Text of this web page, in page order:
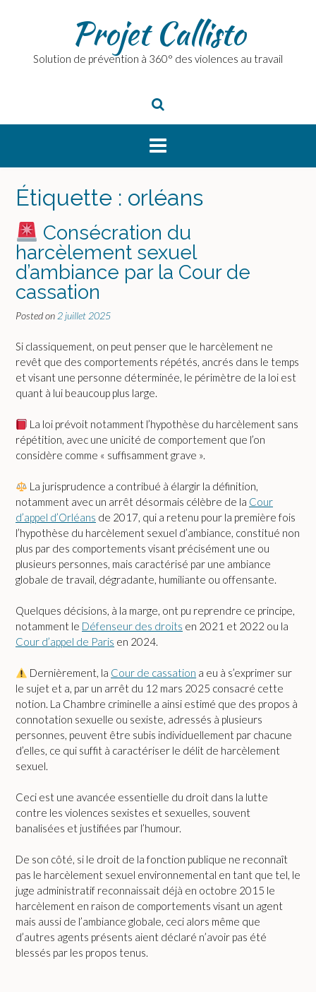
Projet Callisto
Solution de prévention à 360° des violences au travail
Étiquette : orléans
Consécration du
harcèlement sexuel
d’ambiance par la Cour de
cassation
Posted on 2 juillet 2025
Si classiquement, on peut penser que le harcèlement ne
revêt que des comportements répétés, ancrés dans le temps
et visant une personne déterminée, le périmètre de la loi est
quant à lui beaucoup plus large.
La loi prévoit notamment l’hypothèse du harcèlement sans
répétition, avec une unicité de comportement que l’on
considère comme « suffisamment grave ».
La jurisprudence a contribué à élargir la définition,
notamment avec un arrêt désormais célèbre de la Cour
d’appel d’Orléans de 2017, qui a retenu pour la première fois
l’hypothèse du harcèlement sexuel d’ambiance, constitué non
plus par des comportements visant précisément une ou
plusieurs personnes, mais caractérisé par une ambiance
globale de travail, dégradante, humiliante ou offensante.
Quelques décisions, à la marge, ont pu reprendre ce principe,
notamment le Défenseur des droits en 2021 et 2022 ou la
Cour d’appel de Paris en 2024.
Dernièrement, la Cour de cassation a eu à s’exprimer sur
le sujet et a, par un arrêt du 12 mars 2025 consacré cette
notion. La Chambre criminelle a ainsi estimé que des propos à
connotation sexuelle ou sexiste, adressés à plusieurs
personnes, peuvent être subis individuellement par chacune
d’elles, ce qui suffit à caractériser le délit de harcèlement
sexuel.
Ceci est une avancée essentielle du droit dans la lutte
contre les violences sexistes et sexuelles, souvent
banalisées et justifiées par l’humour.
De son côté, si le droit de la fonction publique ne reconnaît
pas le harcèlement sexuel environnemental en tant que tel, le
juge administratif reconnaissait déjà en octobre 2015 le
harcèlement en raison de comportements visant un agent
mais aussi de l’ambiance globale, ceci alors même que
d’autres agents présents aient déclaré n’avoir pas été
blessés par les propos tenus.